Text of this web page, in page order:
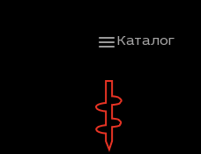
Каталог